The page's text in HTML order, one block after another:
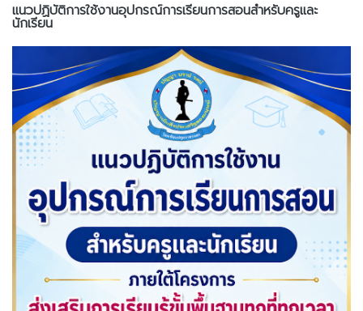
แนวปฏิบัติการใช้งานอุปกรณ์การเรียนการสอนสำหรับครูและ
นักเรียน